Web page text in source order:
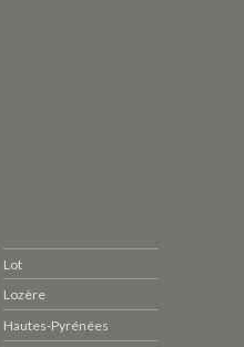
Lot
Lozère
Hautes-Pyrénées